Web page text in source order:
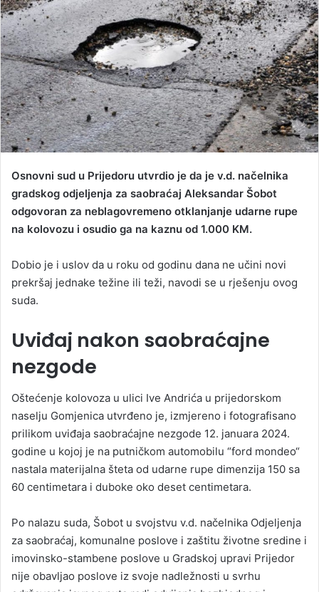
m
a
i
l
Osnovni sud u Prijedoru utvrdio je da je v.d. načelnika
gradskog odjeljenja za saobraćaj Aleksandar Šobot
odgovoran za neblagovremeno otklanjanje udarne rupe
na kolovozu i osudio ga na kaznu od 1.000 KM.
Dobio je i uslov da u roku od godinu dana ne učini novi
prekršaj jednake težine ili teži, navodi se u rješenju ovog
suda.
Uviđaj nakon saobraćajne
nezgode
Oštećenje kolovoza u ulici Ive Andrića u prijedorskom
naselju Gomjenica utvrđeno je, izmjereno i fotografisano
prilikom uviđaja saobraćajne nezgode 12. januara 2024.
godine u kojoj je na putničkom automobilu “ford mondeo“
nastala materijalna šteta od udarne rupe dimenzija 150 sa
60 centimetara i duboke oko deset centimetara.
Po nalazu suda, Šobot u svojstvu v.d. načelnika Odjeljenja
za saobraćaj, komunalne poslove i zaštitu životne sredine i
imovinsko-stambene poslove u Gradskoj upravi Prijedor
nije obavljao poslove iz svoje nadležnosti u svrhu